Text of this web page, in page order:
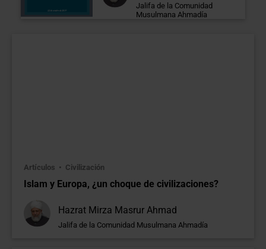
Jalifa de la Comunidad
Musulmana Ahmadía
Artículos Civilización
Islam y Europa, ¿un choque de civilizaciones?
Hazrat Mirza Masrur Ahmad
Jalifa de la Comunidad Musulmana Ahmadía